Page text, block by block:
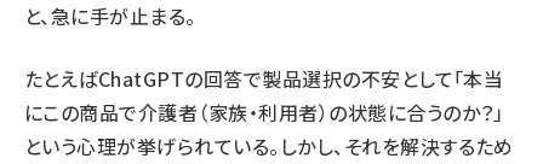
と、急に手が止まる。
たとえばChatGPTの回答で製品選択の不安として「本当
にこの商品で介護者（家族・利用者）の状態に合うのか？」
という心理が挙げられている。しかし、それを解決するため